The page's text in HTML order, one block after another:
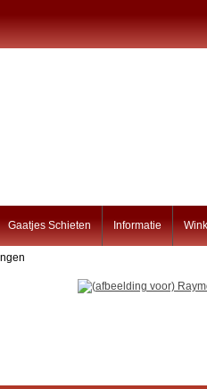
Gaatjes Schieten Informatie